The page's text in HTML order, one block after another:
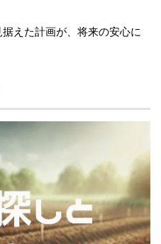
えた計画が、将来の安心に